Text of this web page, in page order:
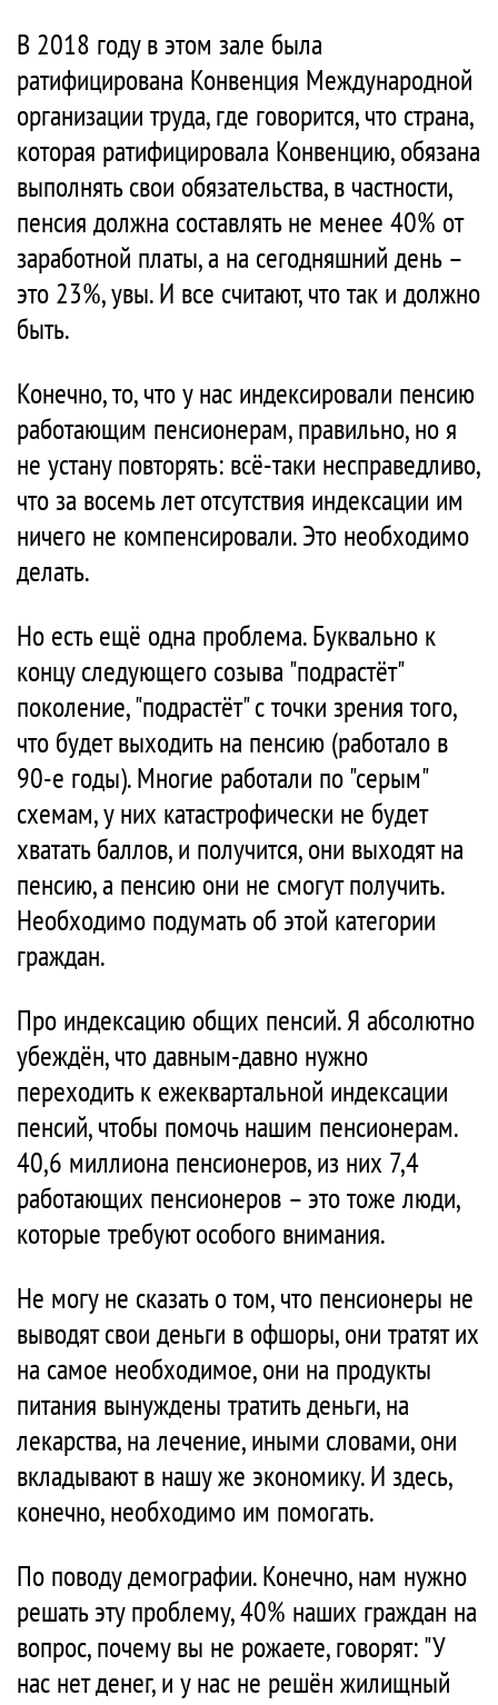
В 2018 году в этом зале была
ратифицирована Конвенция Международной
организации труда, где говорится, что страна,
которая ратифицировала Конвенцию, обязана
выполнять свои обязательства, в частности,
пенсия должна составлять не менее 40% от
заработной платы, а на сегодняшний день –
это 23%, увы. И все считают, что так и должно
быть.
Конечно, то, что у нас индексировали пенсию
работающим пенсионерам, правильно, но я
не устану повторять: всё-таки несправедливо,
что за восемь лет отсутствия индексации им
ничего не компенсировали. Это необходимо
делать.
Но есть ещё одна проблема. Буквально к
концу следующего созыва "подрастёт"
поколение, "подрастёт" с точки зрения того,
что будет выходить на пенсию (работало в
90-е годы). Многие работали по "серым"
схемам, у них катастрофически не будет
хватать баллов, и получится, они выходят на
пенсию, а пенсию они не смогут получить.
Необходимо подумать об этой категории
граждан.
Про индексацию общих пенсий. Я абсолютно
убеждён, что давным-давно нужно
переходить к ежеквартальной индексации
пенсий, чтобы помочь нашим пенсионерам.
40,6 миллиона пенсионеров, из них 7,4
работающих пенсионеров – это тоже люди,
которые требуют особого внимания.
Не могу не сказать о том, что пенсионеры не
выводят свои деньги в офшоры, они тратят их
на самое необходимое, они на продукты
питания вынуждены тратить деньги, на
лекарства, на лечение, иными словами, они
вкладывают в нашу же экономику. И здесь,
конечно, необходимо им помогать.
По поводу демографии. Конечно, нам нужно
решать эту проблему, 40% наших граждан на
вопрос, почему вы не рожаете, говорят: "У
нас нет денег, и у нас не решён жилищный